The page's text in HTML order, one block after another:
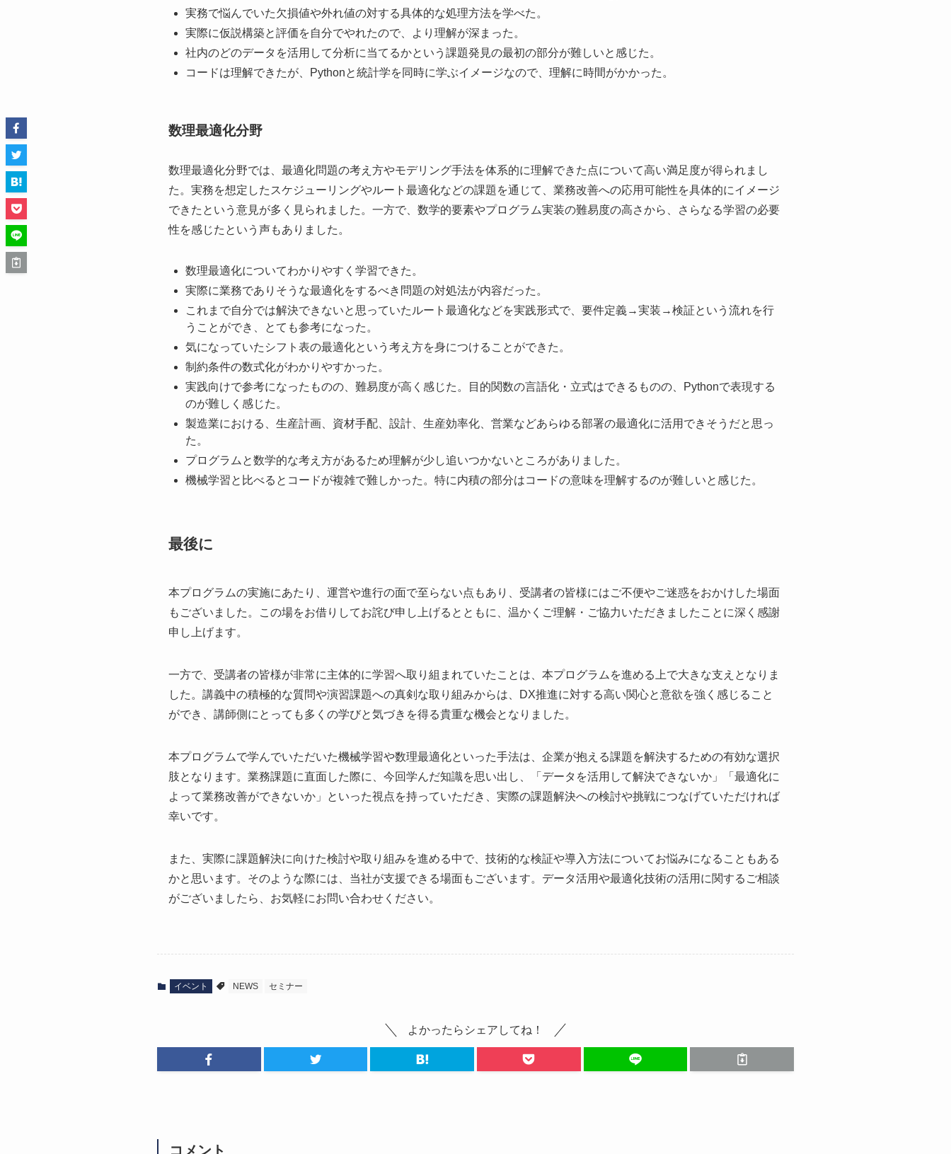
実務で悩んでいた欠損値や外れ値の対する具体的な処理方法を学べた。
実際に仮説構築と評価を自分でやれたので、より理解が深まった。
社内のどのデータを活用して分析に当てるかという課題発見の最初の部分が難しいと感じた。
コードは理解できたが、Pythonと統計学を同時に学ぶイメージなので、理解に時間がかかった。
数理最適化分野
数理最適化分野では、最適化問題の考え方やモデリング手法を体系的に理解できた点について高い満足度が得られまし
た。実務を想定したスケジューリングやルート最適化などの課題を通じて、業務改善への応用可能性を具体的にイメージ
できたという意見が多く見られました。一方で、数学的要素やプログラム実装の難易度の高さから、さらなる学習の必要
性を感じたという声もありました。
数理最適化についてわかりやすく学習できた。
実際に業務でありそうな最適化をするべき問題の対処法が内容だった。
これまで自分では解決できないと思っていたルート最適化などを実践形式で、要件定義→実装→検証という流れを行
うことができ、とても参考になった。
気になっていたシフト表の最適化という考え方を身につけることができた。
制約条件の数式化がわかりやすかった。
実践向けで参考になったものの、難易度が高く感じた。目的関数の言語化・立式はできるものの、Pythonで表現する
のが難しく感じた。
製造業における、生産計画、資材手配、設計、生産効率化、営業などあらゆる部署の最適化に活用できそうだと思っ
た。
プログラムと数学的な考え方があるため理解が少し追いつかないところがありました。
機械学習と比べるとコードが複雑で難しかった。特に内積の部分はコードの意味を理解するのが難しいと感じた。
最後に
本プログラムの実施にあたり、運営や進行の面で至らない点もあり、受講者の皆様にはご不便やご迷惑をおかけした場面
もございました。この場をお借りしてお詫び申し上げるとともに、温かくご理解・ご協力いただきましたことに深く感謝
申し上げます。
一方で、受講者の皆様が非常に主体的に学習へ取り組まれていたことは、本プログラムを進める上で大きな支えとなりま
した。講義中の積極的な質問や演習課題への真剣な取り組みからは、DX推進に対する高い関心と意欲を強く感じること
ができ、講師側にとっても多くの学びと気づきを得る貴重な機会となりました。
本プログラムで学んでいただいた機械学習や数理最適化といった手法は、企業が抱える課題を解決するための有効な選択
肢となります。業務課題に直面した際に、今回学んだ知識を思い出し、「データを活用して解決できないか」「最適化に
よって業務改善ができないか」といった視点を持っていただき、実際の課題解決への検討や挑戦につなげていただければ
幸いです。
また、実際に課題解決に向けた検討や取り組みを進める中で、技術的な検証や導入方法についてお悩みになることもある
かと思います。そのような際には、当社が支援できる場面もございます。データ活用や最適化技術の活用に関するご相談
がございましたら、お気軽にお問い合わせください。
イベント NEWS セミナー
よかったらシェアしてね！
コメント